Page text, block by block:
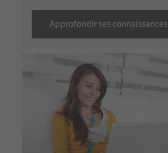
Approfondir ses connaissances